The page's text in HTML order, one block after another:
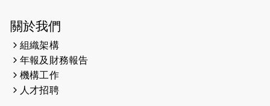
2025-03-21
2025-02-20
2025-02-06
關於我們
組織架構
年報及財務報告
機構工作
人才招聘